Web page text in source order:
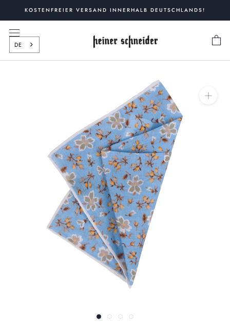
springen
KOSTENFREIER VERSAND INNERHALB DEUTSCHLANDS!
DE